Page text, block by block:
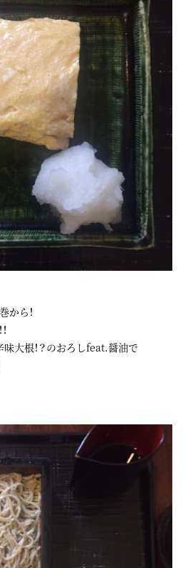
から！
大根！？のおろしfeat.醤油で